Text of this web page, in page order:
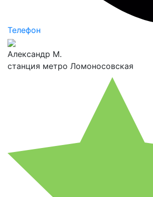
Телефон
Александр М.
станция метро Ломоносовская